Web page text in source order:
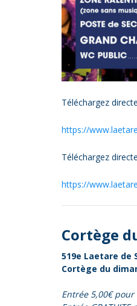
Téléchargez
https://
Téléchargez
https://
Cortège
519e Laetare de
Cortège du
Entrée 5,00€ pour